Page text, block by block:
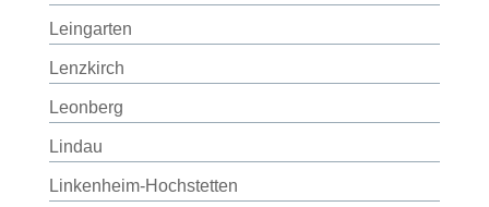
Leingarten
Lenzkirch
Leonberg
Lindau
Linkenheim-Hochstetten